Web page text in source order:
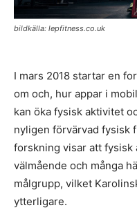
bildkälla: lepfitness.co.uk
I mars 2018 startar en
om och, hur appar i
kan öka fysisk aktivitet
nyligen förvärvad fysisk
forskning visar att
välmående och många
målgrupp, vilket
ytterligare.